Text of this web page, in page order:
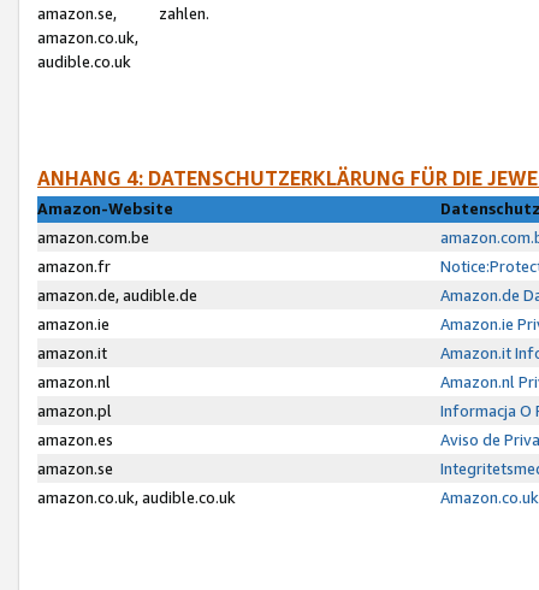
amazon.se,
amazon.co.uk,
audible.co.uk
zahlen.
ANHANG 4: DATENSCHUTZERKLÄRUNG FÜR DIE
Amazon-Website
amazon.com.be
amazon.fr
amazon.de, audible.de
Amazon.de
amazon.ie
Amazon.ie
amazon.it
Amazon.it
amazon.nl
Amazon.nl
amazon.pl
Informacja O
amazon.es
Aviso de
amazon.se
amazon.co.uk, audible.co.uk